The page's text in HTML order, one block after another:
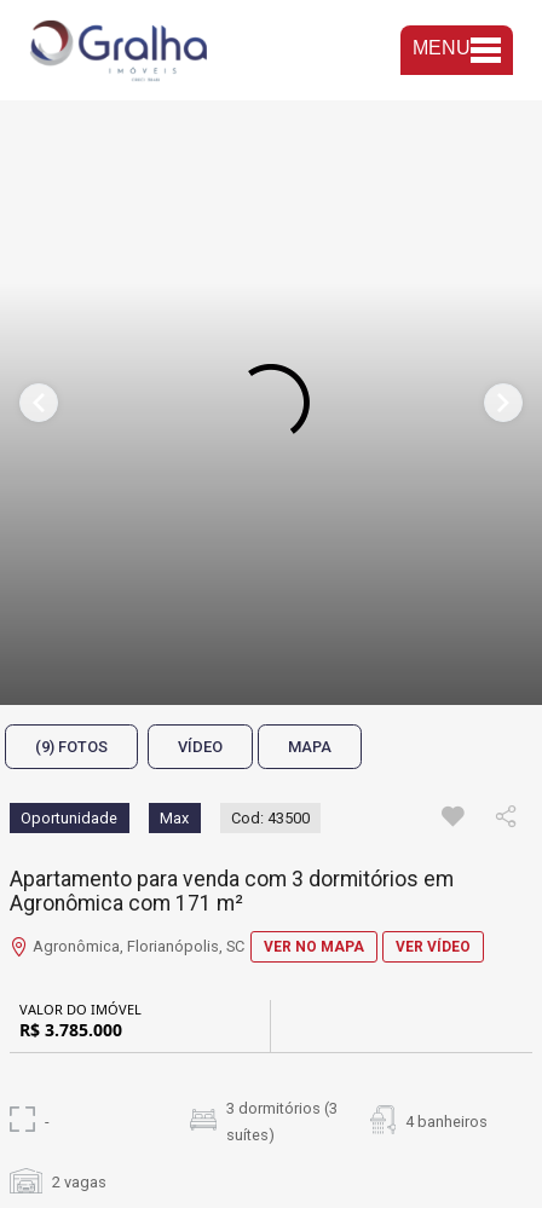
MENU
(9) FOTOS VÍDEO MAPA
Oportunidade Max Cod: 43500
Apartamento para venda com 3 dormitórios em
Agronômica com 171 m²
Agronômica, Florianópolis, SC VER NO MAPA VER VÍDEO
VALOR DO IMÓVEL
R$ 3.785.000
-
3 dormitórios (3
suítes)
4 banheiros
2 vagas